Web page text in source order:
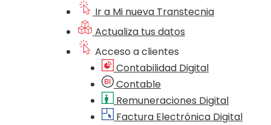
Ir a Mi nueva Transtecnia
Actualiza tus datos
Acceso a clientes
Contabilidad Digital
Contable
Remuneraciones Digital
Factura Electrónica Digital